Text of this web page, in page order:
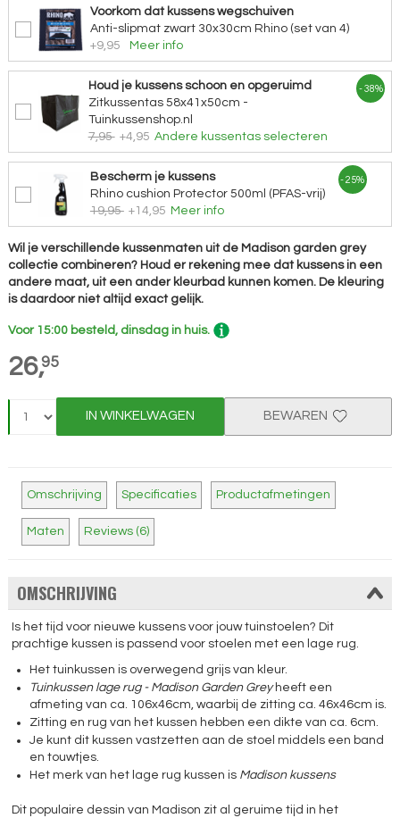
Voorkom dat kussens wegschuiven
Anti-slipmat zwart 30x30cm Rhino (set van 4)
+9,95
Meer info
Houd je kussens schoon en opgeruimd
Zitkussentas 58x41x50cm -
Tuinkussenshop.nl
7,95 +4,95 Andere kussentas selecteren
- 38%
Bescherm je kussens
Rhino cushion Protector 500ml (PFAS-vrij)
19,95 +14,95 Meer info
- 25%
Wil je verschillende kussenmaten uit de Madison garden grey
collectie combineren? Houd er rekening mee dat kussens in een
andere maat, uit een ander kleurbad kunnen komen. De kleuring
is daardoor niet altijd exact gelijk.
Voor 15:00 besteld, dinsdag in huis.
26,95
IN WINKELWAGEN BEWAREN
Omschrijving Specificaties Productafmetingen
Maten Reviews (6)
OMSCHRIJVING
Is het tijd voor nieuwe kussens voor jouw tuinstoelen? Dit
prachtige kussen is passend voor stoelen met een lage rug.
Het tuinkussen is overwegend grijs van kleur.
Tuinkussen lage rug - Madison Garden Greyheeft een
afmeting van ca. 106x46cm, waarbij de zitting ca. 46x46cm is.
Zitting en rug van het kussen hebben een dikte van ca. 6cm.
Je kunt dit kussen vastzetten aan de stoel middels een band
en touwtjes.
Het merk van het lage rug kussen is Madison kussens
Dit populaire dessin van Madison zit al geruime tijd in het